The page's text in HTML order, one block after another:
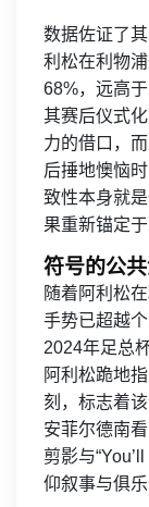
数据佐证了
利松在利物
68%，远高
其赛后仪式
力的借口，
后捶地懊恼
致性本身就
果重新锚定
符号的公
随着阿利松
手势已超越
2024年足总
阿利松跪地
刻，标志着
安菲尔德南
剪影与
仰叙事与俱乐